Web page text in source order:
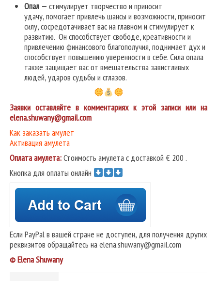
Опал — стимулирует творчество и приносит
удачу, помогает привлечь шансы и возможности, приносит
силу, сосредотачивает вас на главном и стимулирует к
развитию. Он способствует свободе, креативности и
привлечению финансового благополучия, поднимает дух и
способствует повышению уверенности в себе. Сила опала
также защищает вас от вмешательства завистливых
людей, ударов судьбы и сглазов.
Заявки оставляйте в комментариях к этой записи или на
elena.shuwany@gmail.com
Как заказать амулет
Активация амулета
Оплата амулета:Стоимость амулета с доставкой € 200 .
Кнопка для оплаты онлайн
Если PayPal в вашей стране не доступен, для получения других
реквизитов обращайтесь на elena.shuwany@gmail.com
© Elena Shuwany